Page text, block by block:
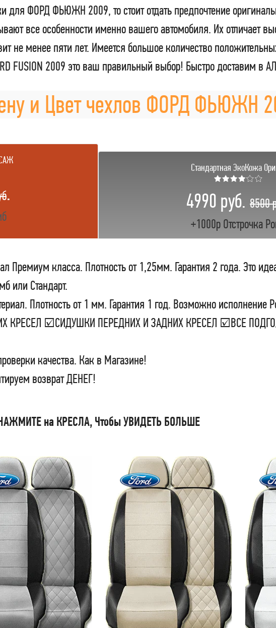
для ФОРД ФЬЮЖН 2009, то стоит отдать предпочтение
все особенности именно вашего автомобиля. Их отличает
не менее пяти лет. Имеется большое количество
2009 это ваш правильный выбор! Быстро доставим в
и Цвет чехлов ФОРД ФЬЮЖН
.
Стандартная ЭкоКожа
★★★★☆☆
4990 руб. 8500
+1000р Отстрочка
Премиум класса. Плотность от 1,25мм. Гарантия 2 года. Это
или Стандарт.
Плотность от 1 мм. Гарантия 1 год. Возможно исполнение
КРЕСЕЛ ☑СИДУШКИ ПЕРЕДНИХ И ЗАДНИХ КРЕСЕЛ ☑ВСЕ
качества. Как в Магазине!
возврат ДЕНЕГ!
на КРЕСЛА, Чтобы УВИДЕТЬ БОЛЬШЕ